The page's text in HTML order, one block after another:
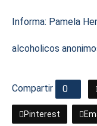
Informa: Pamela
alcoholicos
Compartir 0
Pinterest